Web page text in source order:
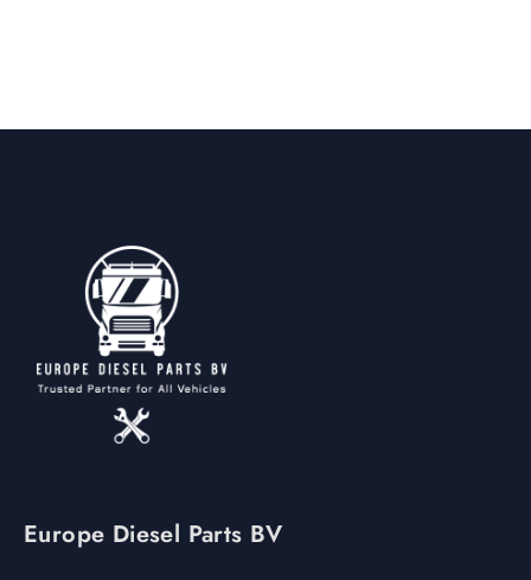
Europe Diesel Parts BV